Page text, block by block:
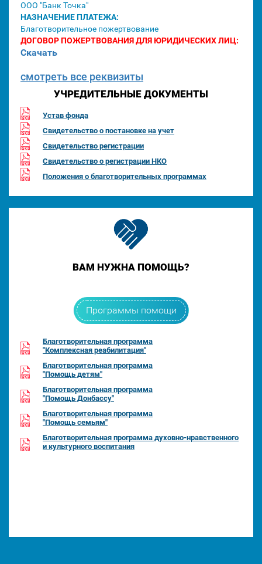
ООО "Банк Точка"
НАЗНАЧЕНИЕ ПЛАТЕЖА:
Благотворительное пожертвование
ДОГОВОР ПОЖЕРТВОВАНИЯ ДЛЯ ЮРИДИЧЕСКИХ ЛИЦ:
Скачать
смотреть все реквизиты
УЧРЕДИТЕЛЬНЫЕ ДОКУМЕНТЫ
Устав фонда
Свидетельство о постановке на учет
Свидетельство регистрации
Свидетельство о регистрации НКО
Положения о благотворительных программах
ВАМ НУЖНА ПОМОЩЬ?
Программы помощи
Благотворительная программа
"Комплексная реабилитация"
Благотворительная программа
"Помощь детям"
Благотворительная программа
"Помощь Донбассу"
Благотворительная программа
"Помощь семьям"
Благотворительная программа духовно-нравственного
и культурного воспитания